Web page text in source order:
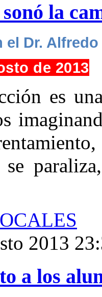
la
el Dr.
de 2013
es
se
2013
a los